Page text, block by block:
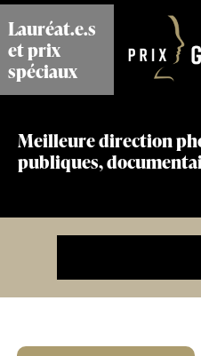
Aller
au
contenu
principal
Lauréat.e.s
et prix
spéciaux
Meilleure direction
publiques,